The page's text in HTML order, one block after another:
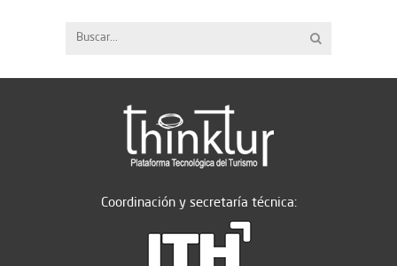
Coordinación y secretaría técnica: